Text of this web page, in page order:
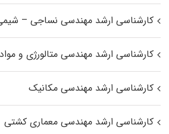
کارشناسی ارشد مهندسی نساجی –
کارشناسی ارشد مهندسی متالورژی و مواد
کارشناسی ارشد مهندسی مکانیک
کارشناسی ارشد مهندسی معماری کشتی